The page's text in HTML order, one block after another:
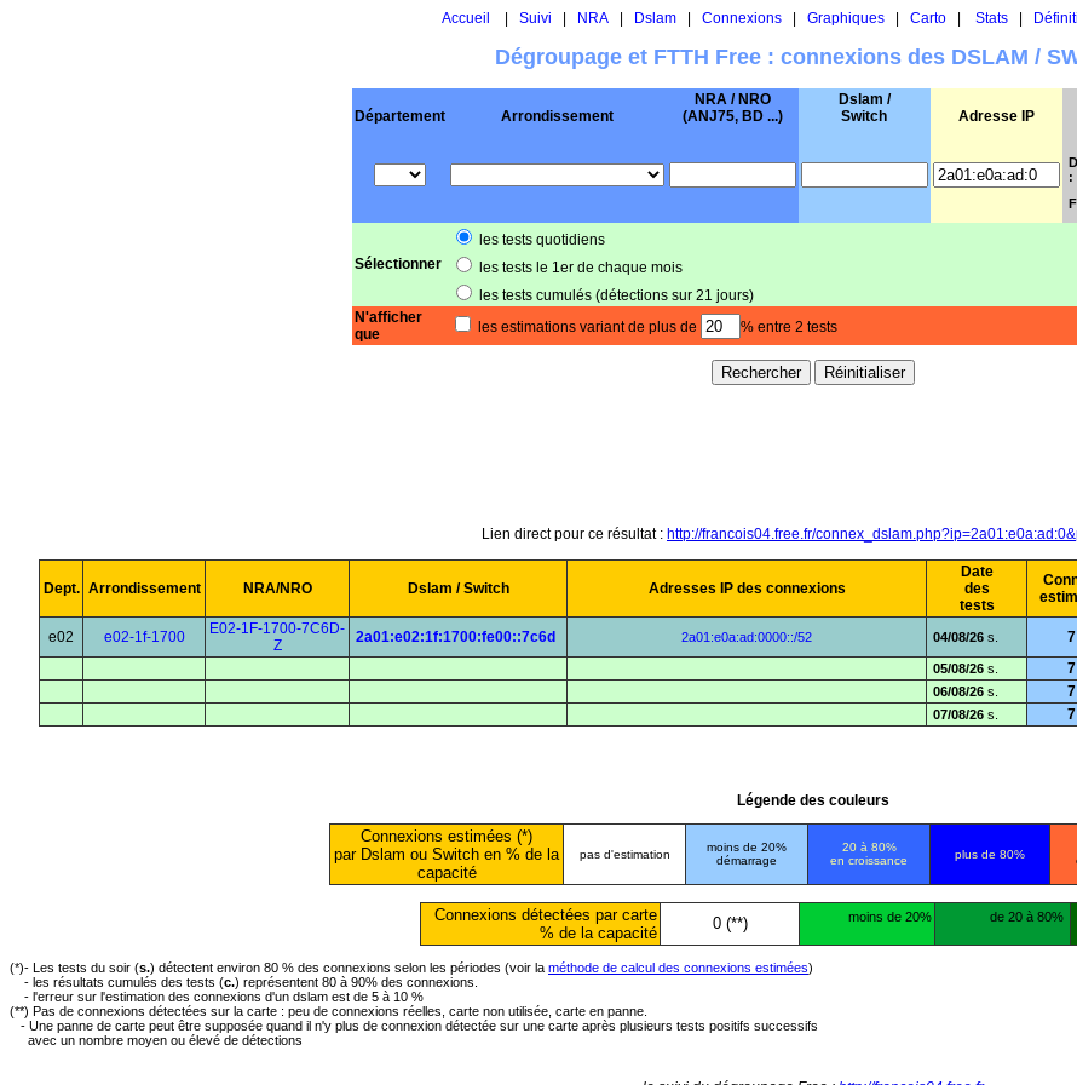
Accueil Suivi NRA| Dslam| Connexions| Graphiques| Carto| Stats|
Dégroupage et FTTH Free : connexions des DSLAM /
Département Arrondissement
NRA / NRO
(ANJ75, BD ...)
Dslam /
Switch
Adresse IP
:
Sélectionner
les tests quotidiens
les tests le 1er de chaque mois
les tests cumulés (détections sur 21 jours)
N'afficher
que
les estimations variant de plus de % entre 2 tests
Lien direct pour ce résultat : http://francois04.free.fr/
Dept. Arrondissement NRA/NRO Dslam / Switch Adresses IP des connexions
Date
des
tests
e02 e02-1f-1700
E02-1F-1700-7C6D-
Z
2a01:e02:1f:1700:fe00::7c6d 2a01:e0a:ad:0000::/52 04/08/26 s. 7
05/08/26 s. 7
06/08/26 s. 7
07/08/26 s. 7
Légende des couleurs
Connexions estimées (*)
par Dslam ou Switch en % de la
capacité
pas d'estimation
moins de 20%
démarrage
20 à 80%
en croissance
plus de 80%
Connexions détectées par carte
% de la capacité
0 (**) moins de 20% de 20 à 80%
(*)- Les tests du soir (s.) détectent environ 80 % des connexions selon les périodes (voir la méthode de calcul des connexions estimées)
- les résultats cumulés des tests (c.) représentent 80 à 90% des connexions.
- l'erreur sur l'estimation des connexions d'un dslam est de 5 à 10 %
(**) Pas de connexions détectées sur la carte : peu de connexions réelles, carte non utilisée, carte en panne.
- Une panne de carte peut être supposée quand il n'y plus de connexion détectée sur une carte après plusieurs tests positifs successifs
avec un nombre moyen ou élevé de détections